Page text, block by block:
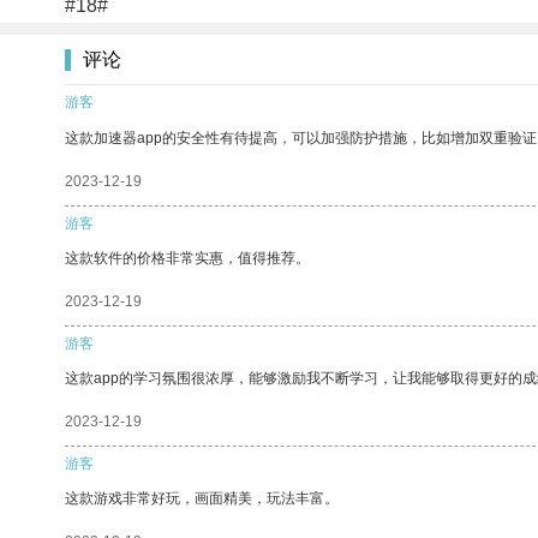
#18#
评论
游客
这款加速器app的安全性有待提高，可以加强防护措施，比如增加双重验
2023-12-19
游客
这款软件的价格非常实惠，值得推荐。
2023-12-19
游客
这款app的学习氛围很浓厚，能够激励我不断学习，让我能够取得更好的
2023-12-19
游客
这款游戏非常好玩，画面精美，玩法丰富。